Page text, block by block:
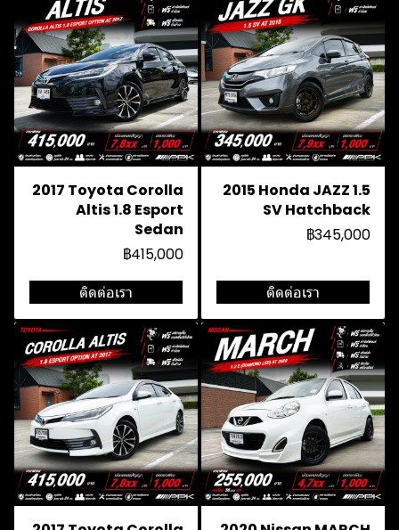
2017 Toyota Corolla
Altis 1.8 Esport
Sedan
฿415,000
ติดต่อเรา
2015 Honda JAZZ 1.5
SV Hatchback
฿345,000
ติดต่อเรา